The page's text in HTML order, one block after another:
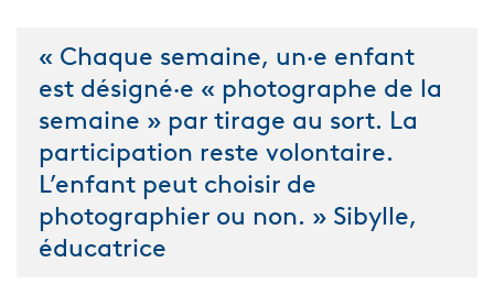
« Chaque semaine, un·e enfant
est désigné·e « photographe de la
semaine » par tirage au sort. La
participation reste volontaire.
L’enfant peut choisir de
photographier ou non. » Sibylle,
éducatrice